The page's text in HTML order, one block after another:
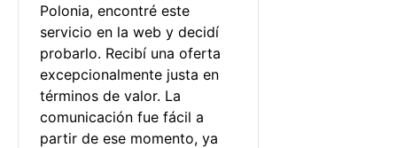
Polonia, encontré este
servicio en la web y decidí
probarlo. Recibí una oferta
excepcionalmente justa en
términos de valor. La
comunicación fue fácil a
partir de ese momento, ya